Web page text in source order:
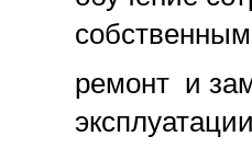
ремонт и